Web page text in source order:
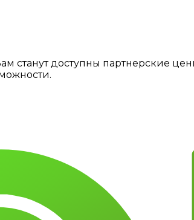
станут доступны партнерские